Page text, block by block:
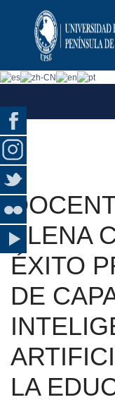
ELENA
ÉXITO
DE
LA